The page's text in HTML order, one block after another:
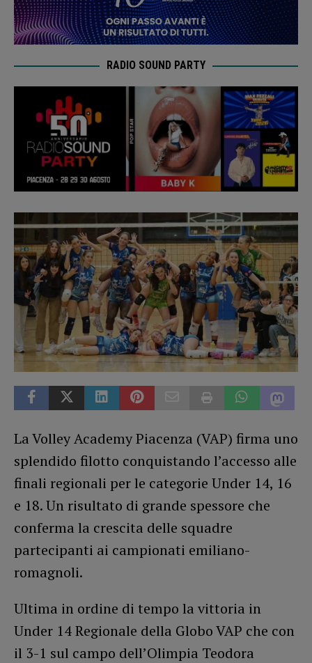
RADIO SOUND PARTY
La Volley Academy Piacenza (VAP) firma uno
splendido filotto conquistando l’accesso alle
finali regionali per le categorie Under 14, 16
e 18. Un risultato di grande spessore che
conferma la crescita delle squadre
partecipanti ai campionati emiliano-
romagnoli.
Ultima in ordine di tempo la vittoria in
Under 14 Regionale della Globo VAP che con
il 3-1 sul campo dell’Olimpia Teodora